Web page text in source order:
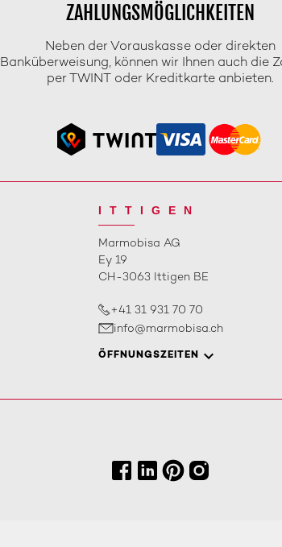
ZAHLUNGSMÖGLICHKEITEN
Neben der Vorauskasse oder direkten
Banküberweisung, können wir Ihnen auch die
per TWINT oder Kreditkarte anbieten.
ITTIGEN
Marmobisa AG
Ey 19
CH-3063 Ittigen BE
+41 31 931 70 70
info@marmobisa.ch
ÖFFNUNGSZEITEN